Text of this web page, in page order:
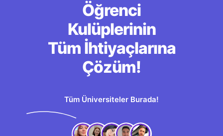
Öğrenci
Kulüplerinin
Tüm İhtiyaçlarına
Çözüm!
Tüm Üniversiteler Burada!